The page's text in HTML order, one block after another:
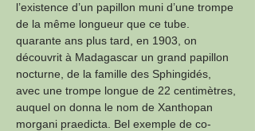
l’existence d’un papillon muni d’une trompe
de la même longueur que ce tube.
quarante ans plus tard, en 1903, on
découvrit à Madagascar un grand papillon
nocturne, de la famille des Sphingidés,
avec une trompe longue de 22 centimètres,
auquel on donna le nom de Xanthopan
morgani praedicta. Bel exemple de co-